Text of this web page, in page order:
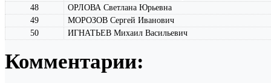
48
ОРЛОВА Светлана Юрьевна
49
МОРОЗОВ Сергей Иванович
50
ИГНАТЬЕВ Михаил Васильевич
Комментарии: